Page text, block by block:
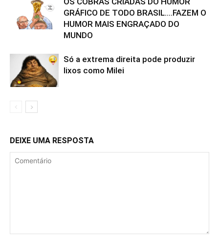
GRÁFICO DE TODO BRASIL….FAZEM O
HUMOR MAIS ENGRAÇADO DO
MUNDO
Só a extrema direita pode produzir
lixos como Milei
DEIXE UMA RESPOSTA